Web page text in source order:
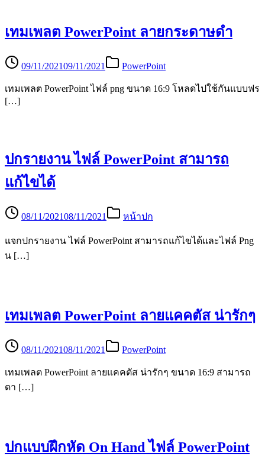
เทมเพลต PowerPoint ลายกระดาษดำ
09/11/202109/11/2021 PowerPoint
เทมเพลต PowerPoint ไฟล์ png ขนาด 16:9 โหลดไปใช้กันแบบฟร
[…]
ปกรายงาน ไฟล์ PowerPoint สามารถ
แก้ไขได้
08/11/202108/11/2021 หน้าปก
แจกปกรายงาน ไฟล์ PowerPoint สามารถแก้ไขได้และไฟล์ Png
น […]
เทมเพลต PowerPoint ลายแคคตัส น่ารักๆ
08/11/202108/11/2021 PowerPoint
เทมเพลต PowerPoint ลายแคคตัส น่ารักๆ ขนาด 16:9 สามารถ
ดา […]
ปกแบบฝึกหัด On Hand ไฟล์ PowerPoint